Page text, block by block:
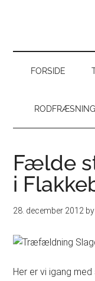
menu
primær
footer
park
FORSIDE
RODFRÆSNING
Fælde
i
28. december 2012
Her er vi igang